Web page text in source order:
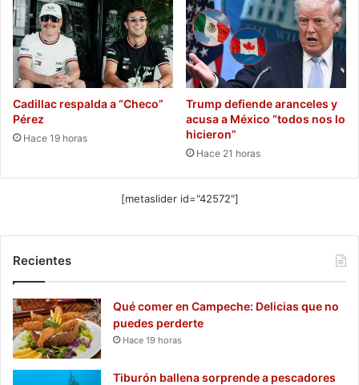
Cadillac respalda a “Checo”
Pérez
Hace 19 horas
Trump defiende aranceles y
acusa a México “todos nos lo
hicieron”
Hace 21 horas
[metaslider id="42572"]
Recientes
Qué comer en Campeche: Delicias que no
puedes perderte
Hace 19 horas
Tiburón ballena sorprende a pescadores